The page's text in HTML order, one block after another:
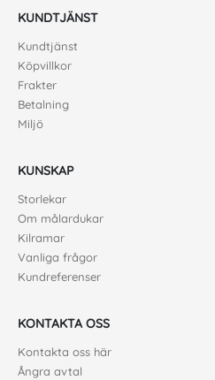
KUNDTJÄNST
Kundtjänst
Köpvillkor
Frakter
Betalning
Miljö
KUNSKAP
Storlekar
Om målardukar
Kilramar
Vanliga frågor
Kundreferenser
KONTAKTA OSS
Kontakta oss här
Ångra avtal